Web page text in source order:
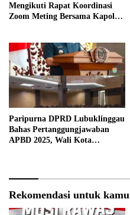
Mengikuti Rapat Koordinasi
Zoom Meting Bersama Kapolres
Paripurna DPRD Lubuklinggau
Bahas Pertanggungjawaban
APBD 2025, Wali Kota
Rekomendasi untuk kamu